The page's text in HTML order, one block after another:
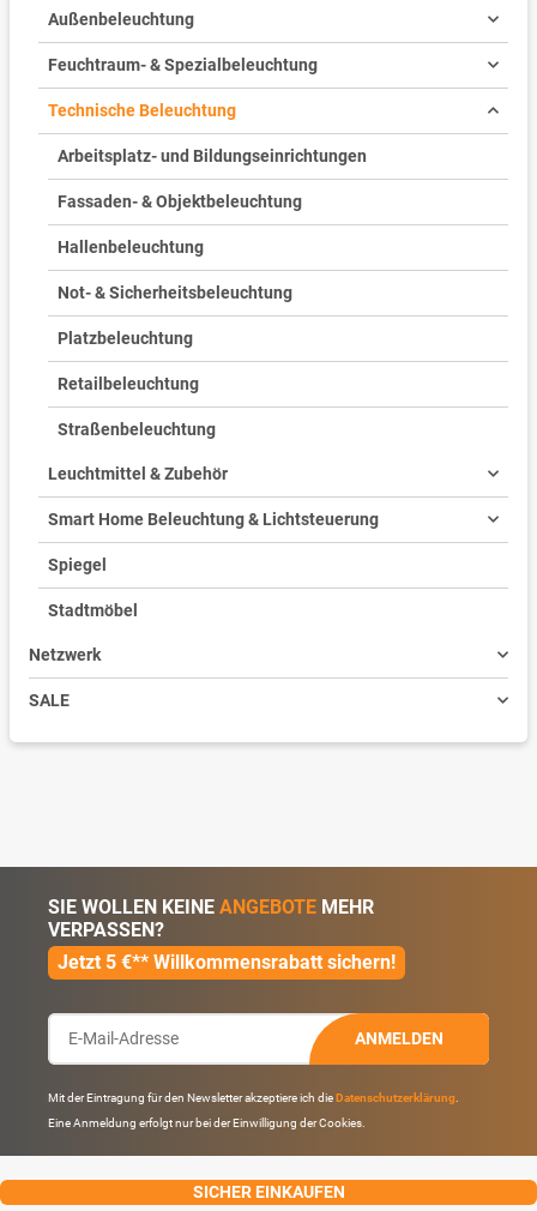
Außenbeleuchtung
Feuchtraum- & Spezialbeleuchtung
Technische Beleuchtung
Arbeitsplatz- und Bildungseinrichtungen
Fassaden- & Objektbeleuchtung
Hallenbeleuchtung
Not- & Sicherheitsbeleuchtung
Platzbeleuchtung
Retailbeleuchtung
Straßenbeleuchtung
Leuchtmittel & Zubehör
Smart Home Beleuchtung & Lichtsteuerung
Spiegel
Stadtmöbel
Netzwerk
SALE
SIE WOLLEN KEINE ANGEBOTE MEHR
VERPASSEN?
Jetzt 5 €** Willkommensrabatt sichern!
ANMELDEN
Mit der Eintragung für den Newsletter akzeptiere ich dieDatenschutzerklärung
Eine Anmeldung erfolgt nur bei der Einwilligung der Cookies.
SICHER EINKAUFEN